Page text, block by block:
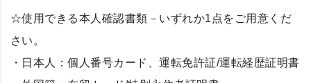
☆使用できる本人確認書類－いずれか1点をご用意くだ
さい。
・日本人：個人番号カード、運転免許証/運転経歴証明書